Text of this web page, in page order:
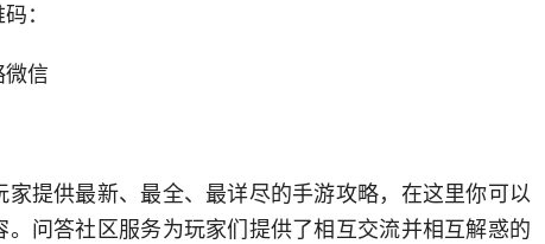
：
信
提供最新、最全、最详尽的手游攻略，在这里你可以
问答社区服务为玩家们提供了相互交流并相互解惑的